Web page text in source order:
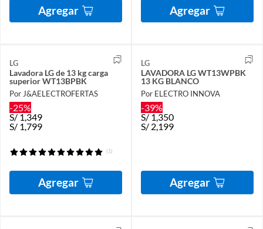
Agregar Agregar
LG
Lavadora LG de 13 kg carga
superior WT13BPBK
Por J&AELECTROFERTAS
-25%
S/1,349
S/ 1,799
(1)
Agregar
LG
LAVADORA LG WT13WPBK
13 KG BLANCO
Por ELECTRO INNOVA
-39%
S/1,350
S/ 2,199
Agregar